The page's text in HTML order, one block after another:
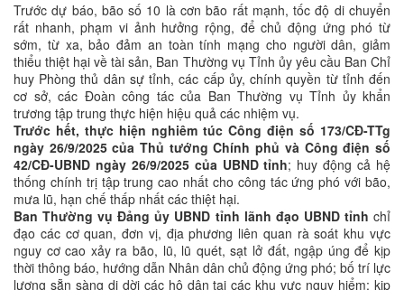
Trước dự báo, bão số 10 là cơn bão rất mạnh, tốc độ di chuyển
rất nhanh, phạm vi ảnh hưởng rộng, để chủ động ứng phó từ
sớm, từ xa, bảo đảm an toàn tính mạng cho người dân, giảm
thiểu thiệt hại về tài sản, Ban Thường vụ Tỉnh ủy yêu cầu Ban Chỉ
huy Phòng thủ dân sự tỉnh, các cấp ủy, chính quyền từ tỉnh đến
cơ sở, các Đoàn công tác của Ban Thường vụ Tỉnh ủy khẩn
trương tập trung thực hiện hiệu quả các nhiệm vụ.
Trước hết, thực hiện nghiêm túc Công điện số 173/CĐ-TTg
ngày 26/9/2025 của Thủ tướng Chính phủ và Công điện số
42/CĐ-UBND ngày 26/9/2025 của UBND tỉnh; huy động cả hệ
thống chính trị tập trung cao nhất cho công tác ứng phó với bão,
mưa lũ, hạn chế thấp nhất các thiệt hại.
Ban Thường vụ Đảng ủy UBND tỉnh lãnh đạo UBND tỉnh chỉ
đạo các cơ quan, đơn vị, địa phương liên quan rà soát khu vực
nguy cơ cao xảy ra bão, lũ, lũ quét, sạt lở đất, ngập úng để kịp
thời thông báo, hướng dẫn Nhân dân chủ động ứng phó; bố trí lực
lượng sẵn sàng di dời các hộ dân tại các khu vực nguy hiểm; kịp